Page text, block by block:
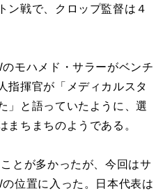
戦で、クロップ監督は４
モハメド・サラーがベンチ
指揮官が「メディカルスタ
」と語っていたように、選
ちまちのようである。
とが多かったが、今回はサ
位置に入った。日本代表は